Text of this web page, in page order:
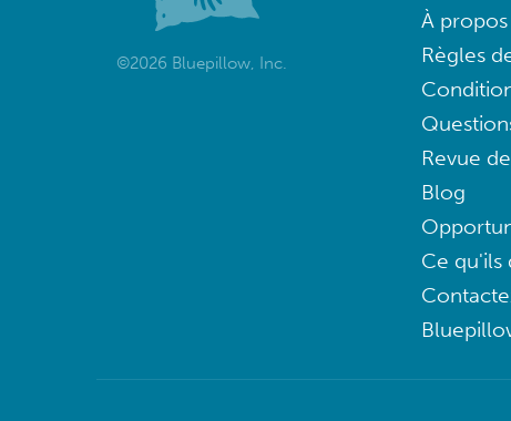
©2026 Bluepillow, Inc.
À
Règles
Revue
Blog
Ce qu'ils